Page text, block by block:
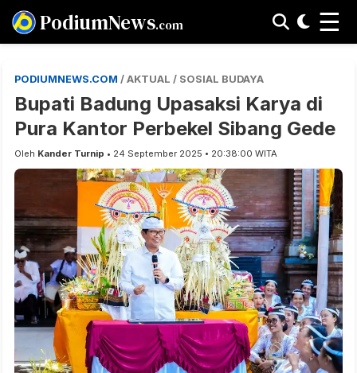
PodiumNews.com ☰
PODIUMNEWS.COM / AKTUAL / SOSIAL BUDAYA
Bupati Badung Upasaksi Karya di
Pura Kantor Perbekel Sibang Gede
Oleh Kander Turnip • 24 September 2025 • 20:38:00 WITA